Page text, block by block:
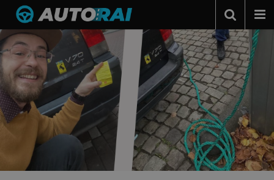
Autonieuws
Podcast
Autotests
Automerken
Adverteren
Contact